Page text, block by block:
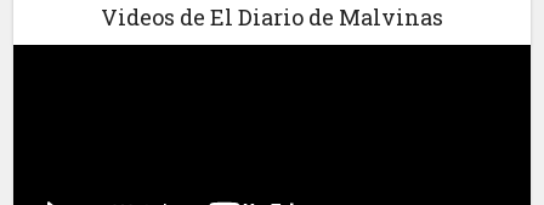
Videos de El Diario de Malvinas